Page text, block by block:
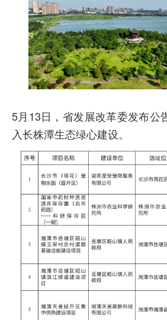
5月13日，省发展改革委发布公
入长株潭生态绿心建设。